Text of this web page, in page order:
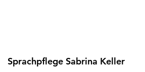
Sprachpflege Sabrina Keller